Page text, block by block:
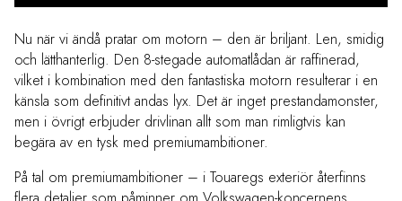
Nu när vi ändå pratar om motorn – den är briljant. Len, smidig
och lätthanterlig. Den 8-stegade automatlådan är raffinerad,
vilket i kombination med den fantastiska motorn resulterar i en
känsla som definitivt andas lyx. Det är inget prestandamonster,
men i övrigt erbjuder drivlinan allt som man rimligtvis kan
begära av en tysk med premiumambitioner.
På tal om premiumambitioner – i Touaregs exteriör återfinns